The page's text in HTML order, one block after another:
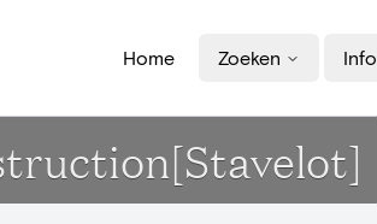
Home Zoeken Info